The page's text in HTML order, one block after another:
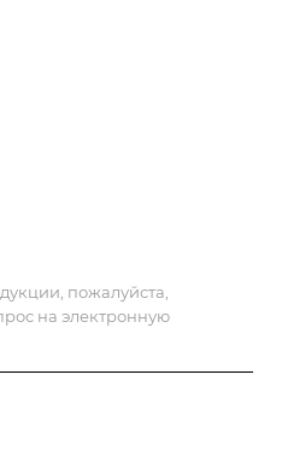
пожалуйста,
на электронную